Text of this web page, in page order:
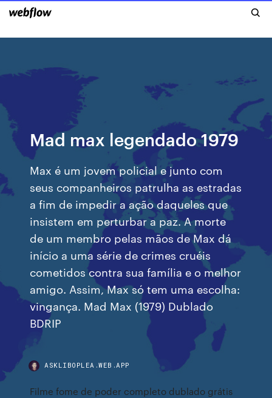
Mad max legendado 1979
Max é um jovem policial e junto com
seus companheiros patrulha as estradas
a fim de impedir a ação daqueles que
insistem em perturbar a paz. A morte
de um membro pelas mãos de Max dá
início a uma série de crimes cruéis
cometidos contra sua família e o melhor
amigo. Assim, Max só tem uma escolha:
vingança. Mad Max (1979) Dublado
BDRIP
ASKLIBOPLEA.WEB.APP
Filme fome de poder completo dublado grátis